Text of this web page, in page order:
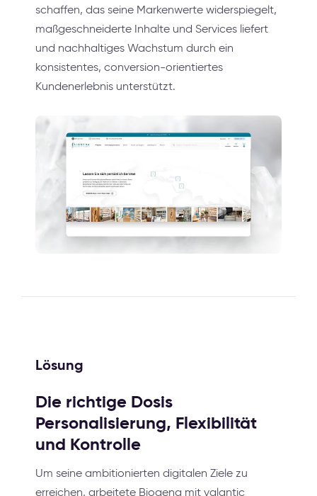
schaffen, das seine Markenwerte widerspiegelt,
maßgeschneiderte Inhalte und Services liefert
und nachhaltiges Wachstum durch ein
konsistentes, conversion-orientiertes
Kundenerlebnis unterstützt.
Lösung
Die richtige Dosis
Personalisierung, Flexibilität
und Kontrolle
Um seine ambitionierten digitalen Ziele zu
erreichen, arbeitete Biogena mit valantic